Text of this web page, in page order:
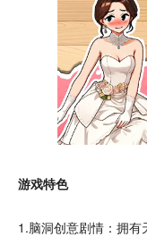
游戏特色
1.脑洞创意剧情 ：拥